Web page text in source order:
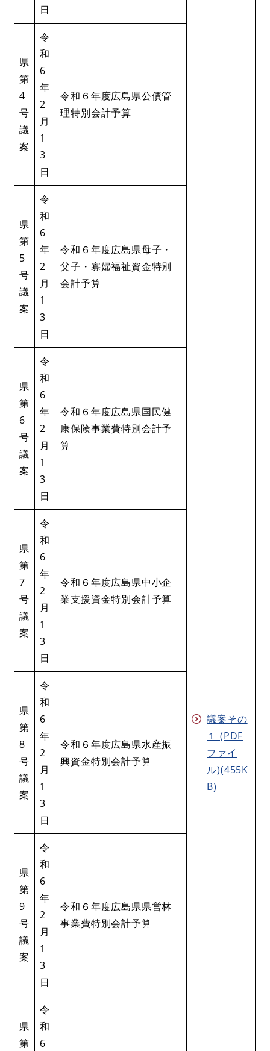
議案その
１ (PDF
ファイ
ル)(455K
B)
日
県
第
4
号
議
案
令
和
6
年
2
月
1
3
日
令和６年度広島県公債管
理特別会計予算
県
第
5
号
議
案
令
和
6
年
2
月
1
3
日
令和６年度広島県母子・
父子・寡婦福祉資金特別
会計予算
県
第
6
号
議
案
令
和
6
年
2
月
1
3
日
令和６年度広島県国民健
康保険事業費特別会計予
算
県
第
7
号
議
案
令
和
6
年
2
月
1
3
日
令和６年度広島県中小企
業支援資金特別会計予算
県
第
8
号
議
案
令
和
6
年
2
月
1
3
日
令和６年度広島県水産振
興資金特別会計予算
県
第
9
号
議
案
令
和
6
年
2
月
1
3
日
令和６年度広島県県営林
事業費特別会計予算
県
第
令
和
6